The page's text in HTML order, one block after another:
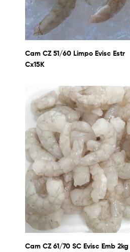
Cam CZ 51/60 Limpo Evisc Estr
Cx15K
Cam CZ 61/70 SC Evisc Emb 2kg